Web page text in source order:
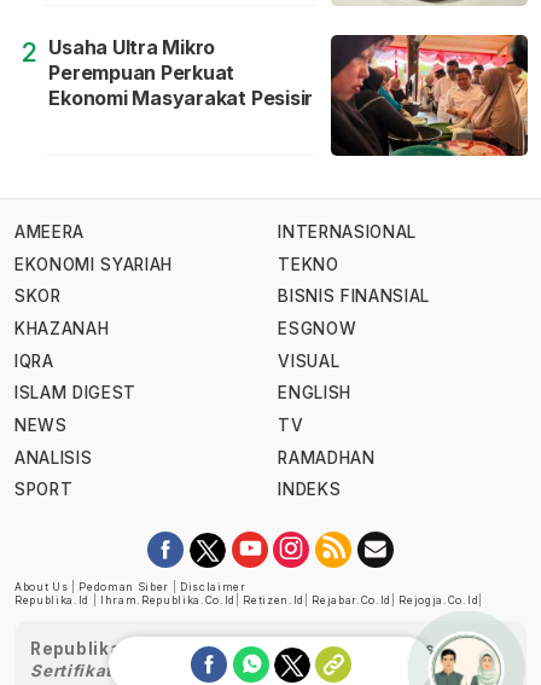
2 Usaha Ultra Mikro
Perempuan Perkuat
Ekonomi Masyarakat Pesisir
AMEERA
EKONOMI SYARIAH
SKOR
KHAZANAH
IQRA
ISLAM DIGEST
NEWS
ANALISIS
SPORT
INTERNASIONAL
TEKNO
BISNIS FINANSIAL
ESGNOW
VISUAL
ENGLISH
TV
RAMADHAN
INDEKS
About Us Pedoman Siber
Disclaimer
Republika.id
Ihram.republika.co.id Retizen.id Rejabar.co.id Rejogja.co.id
Republika telah diverifikasi oleh Dewan Pers
Sertifikat Nomor 1058/DP-Verifikasi/K/XII/2022